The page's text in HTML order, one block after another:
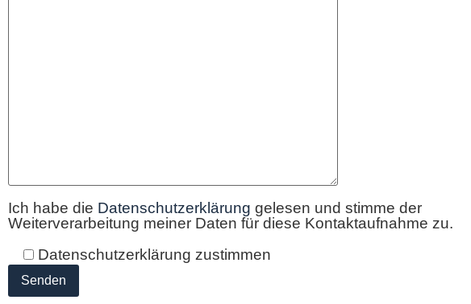
Ich habe die Datenschutzerklärung gelesen und stimme der
Weiterverarbeitung meiner Daten für diese Kontaktaufnahme zu.
Datenschutzerklärung zustimmen